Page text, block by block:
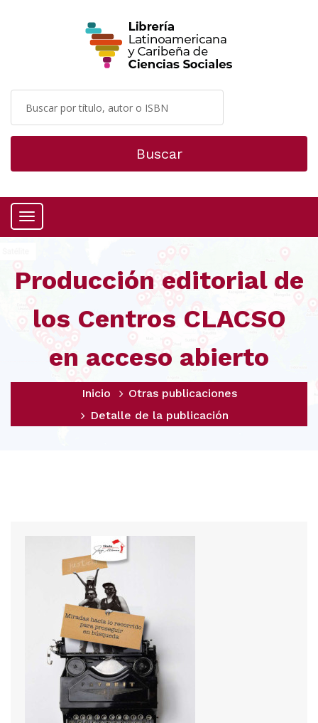
Buscar
Menú
Producción editorial de
los Centros CLACSO
en acceso abierto
Inicio
Otras publicaciones
Detalle de la publicación